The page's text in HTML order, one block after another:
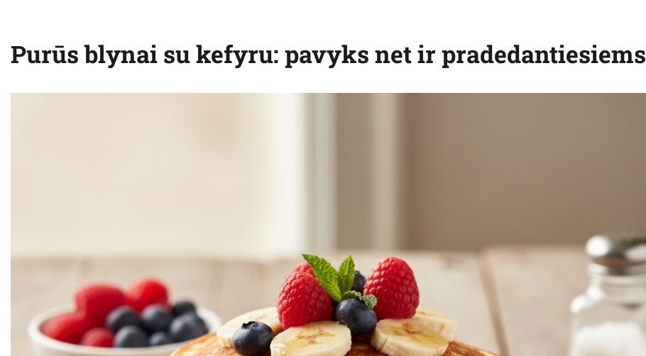
Purūs blynai su kefyru: pavyks net ir pradedantiesiems